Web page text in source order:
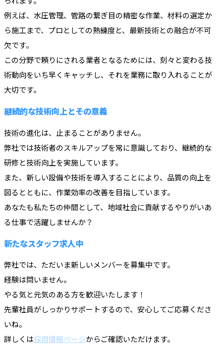
例えば、水圧管理、管路の繋ぎ目の精密な作業、材料の選定か
ら施工まで、プロとしての熟練度と、最新技術との融合が不可
欠です。
この分野で頼りにされる業者となるためには、刻々と変わる技
術動向をいち早くキャッチし、それを業務に取り入れることが
大切です。
継続的な技術向上とその意義
技術の進化は、止まることがありません。
弊社では技術者のスキルアップを常に意識しており、継続的な
研修と技術向上を実施しています。
また、新しい設備や技術を導入することにより、品質の向上を
図るとともに、作業効率の改善を目指しています。
あなたも私たちの仲間として、地域社会に貢献するやりがいあ
る仕事で活躍しませんか？
新たなスタッフ求人中
弊社では、ただいま新しいメンバーを募集中です。
経験は問いません。
やる気と元気のある方を歓迎いたします！
先輩社員がしっかりサポートするので、安心してご応募くださ
いね。
詳しくは採用情報ページからご確認いただけます。